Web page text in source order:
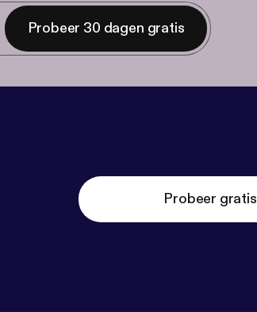
Probeer 30 dagen gratis
Probeer gratis